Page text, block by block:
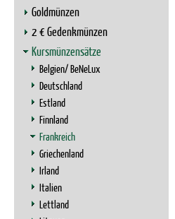
Goldmünzen
2 € Gedenkmünzen
Kursmünzensätze
Belgien/ BeNeLux
Deutschland
Estland
Finnland
Frankreich
Griechenland
Irland
Italien
Lettland